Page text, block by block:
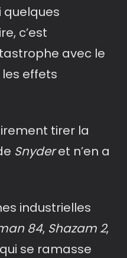
c’est
avec le
effets
tirer la
Snyderet n’en a
industrielles
84, Shazam 2,
qui se ramasse